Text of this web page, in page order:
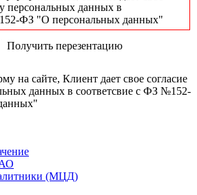
персональных данных в
ФЗ "О персональных данных"
Получить перезентацию
на сайте, Клиент дает свое согласие
данных в соответсвие с ФЗ №152-
(МЦД)